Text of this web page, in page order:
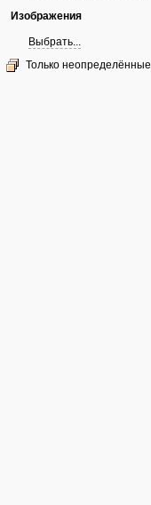
Изображения
Выбрать...
Только неопределённые